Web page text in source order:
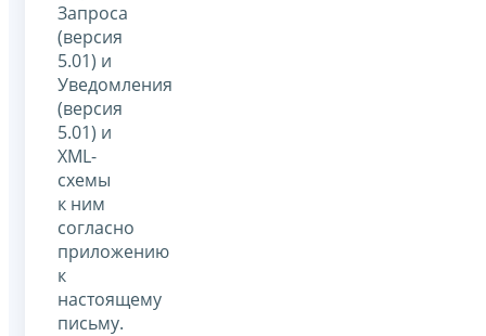
Запроса
(версия
5.01) и
Уведомления
(версия
5.01) и
XML-
схемы
к ним
согласно
приложению
к
настоящему
письму.